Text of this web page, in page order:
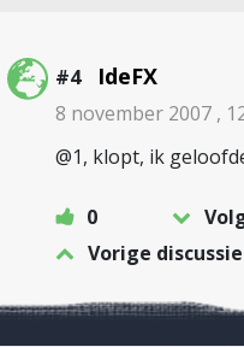
#4 IdeFX
8 november 2007 ,
@1, klopt, ik
0
Vorige discussie